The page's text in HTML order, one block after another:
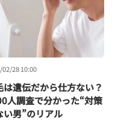
02/28 10:00
は遺伝だから仕方ない？
人調査で分かった“対策
い男”のリアル